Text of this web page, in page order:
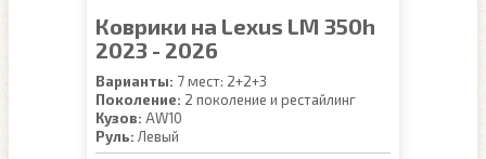
Коврики на Lexus LM 350h
2023 - 2026
Варианты: 7 мест: 2+2+3
Поколение: 2 поколение и рестайлинг
Кузов: AW10
Руль: Левый